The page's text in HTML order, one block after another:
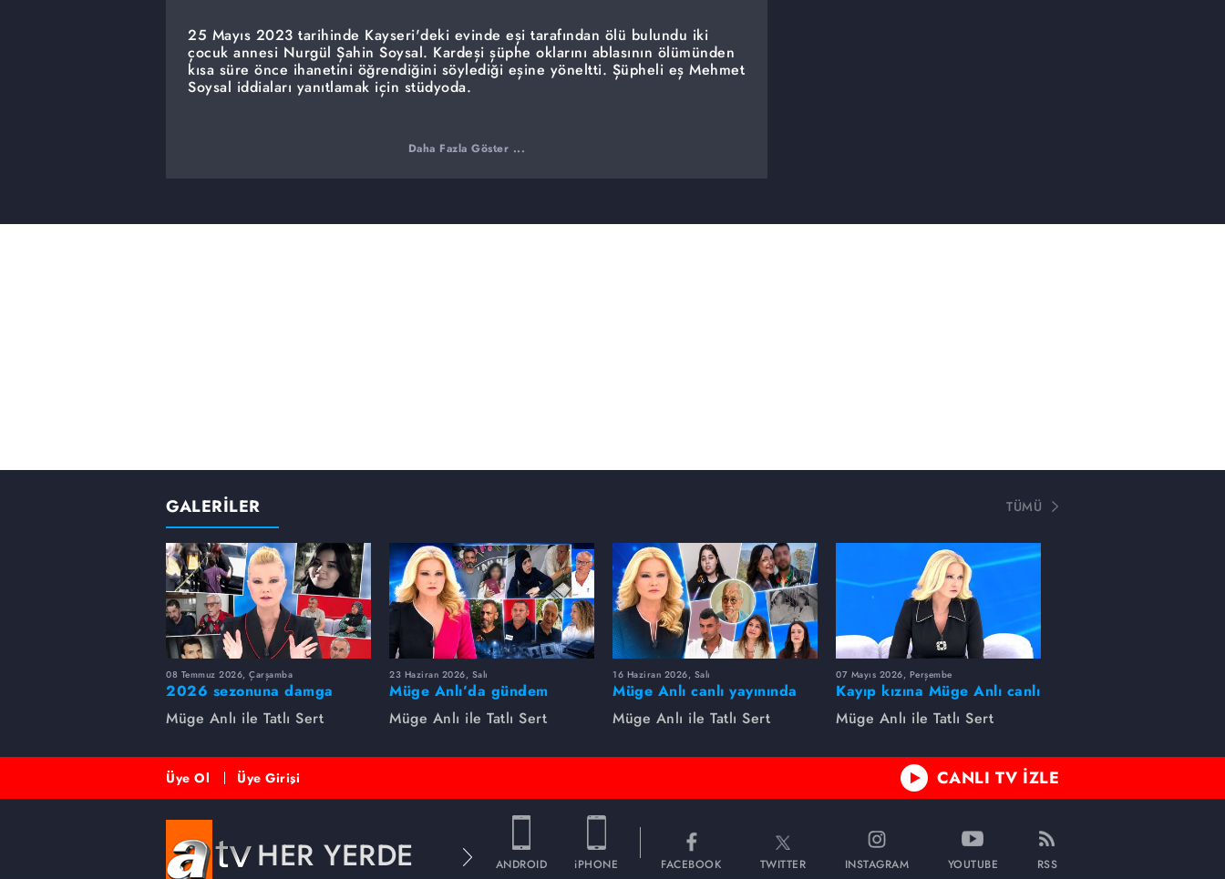
25 Mayıs 2023 tarihinde Kayseri'deki evinde eşi tarafından ölü bulundu iki
çocuk annesi Nurgül Şahin Soysal. Kardeşi şüphe oklarını ablasının ölümünden
kısa süre önce ihanetini öğrendiğini söylediği eşine yöneltti. Şüpheli eş Mehmet
Soysal iddiaları yanıtlamak için stüdyoda.
Daha Fazla Göster ...
GALERİLER TÜMÜ
08 Temmuz 2026, Çarşamba
2026 sezonuna damga
vuran 5 Müge Anlı
dosyası...
Müge Anlı ile Tatlı Sert
23 Haziran 2026, Salı
Müge Anlı’da gündem
sarsıldı! Kayıp dosyaları ve
aile ihanetleri herkesi şoke
Müge Anlı ile Tatlı Sert
16 Haziran 2026, Salı
Müge Anlı canlı yayınında
dikkat çeken gelişmeler
yaşandı. Kayıp,
Müge Anlı ile Tatlı Sert
07 Mayıs 2026, Perşembe
Kayıp kızına Müge Anlı canlı
yayında kavuştu
Müge Anlı ile Tatlı Sert
Üye Ol Üye Girişi CANLI TV İZLE
HER YERDE ANDROID iPHONE FACEBOOK TWITTER INSTAGRAM YOUTUBE RSS